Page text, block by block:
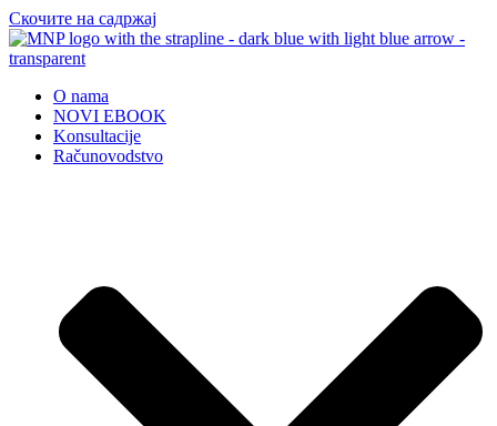
Скочите на садржај
O nama
NOVI EBOOK
Konsultacije
Računovodstvo